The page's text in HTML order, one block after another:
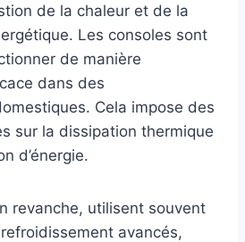
de la chaleur et de la
Les consoles sont
de manière
dans des
Cela impose des
sur la dissipation thermique
d’énergie.
revanche, utilisent souvent
avancés,